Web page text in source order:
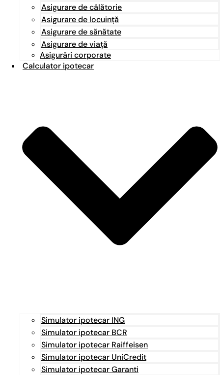
Asigurare de călătorie
Asigurare de locuință
Asigurare de sănătate
Asigurare de viață
Asigurări corporate
Calculator ipotecar
Simulator ipotecar ING
Simulator ipotecar BCR
Simulator ipotecar Raiffeisen
Simulator ipotecar UniCredit
Simulator ipotecar Garanti